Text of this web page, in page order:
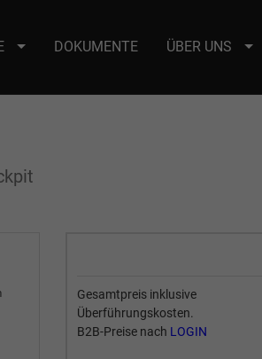
DOKUMENTE ÜBER UNS
Gesamtpreis inklusive
Überführungskosten.
B2B-Preise nach LOGIN